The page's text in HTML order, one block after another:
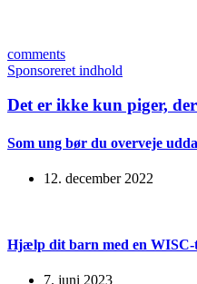
comments
Sponsoreret indhold
Det er ikke kun piger,
Som ung bør du overveje
12. december 2022
Hjælp dit barn med en WISC-
7. juni 2023